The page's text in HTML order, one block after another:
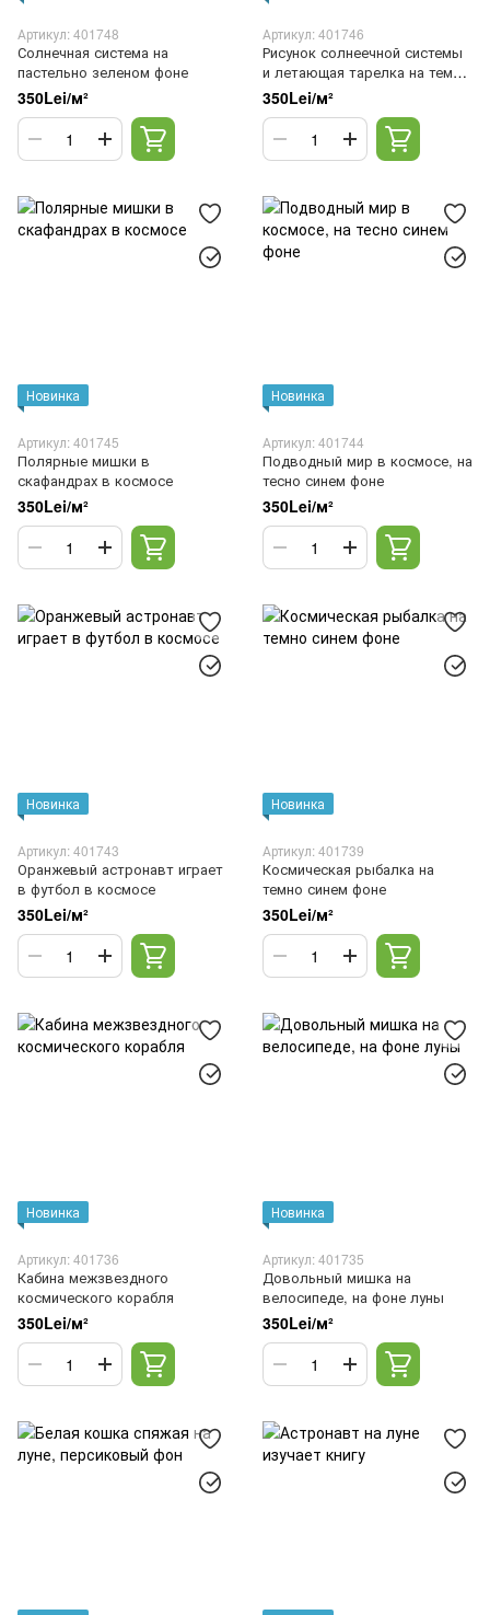
Артикул: 401748
Солнечная система на
пастельно зеленом фоне
350Lei/м²
Артикул: 401746
Рисунок солнеечной системы
и летающая тарелка на темно
синем
350Lei/м²
Новинка
Артикул: 401745
Полярные мишки в
скафандрах в космосе
350Lei/м²
Новинка
Артикул: 401744
Подводный мир в космосе, на
тесно синем фоне
350Lei/м²
Новинка
Артикул: 401743
Оранжевый астронавт играет
в футбол в космосе
350Lei/м²
Новинка
Артикул: 401739
Космическая рыбалка на
темно синем фоне
350Lei/м²
Новинка
Артикул: 401736
Кабина межзвездного
космического корабля
350Lei/м²
Новинка
Артикул: 401735
Довольный мишка на
велосипеде, на фоне луны
350Lei/м²